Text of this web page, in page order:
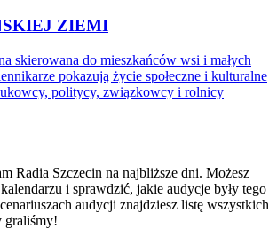
ZIEMI
skierowana do mieszkańców wsi i małych
pokazują życie społeczne i kulturalne
politycy, związkowcy i rolnicy
Radia Szczecin na najbliższe dni. Możesz
i sprawdzić, jakie audycje były tego
audycji znajdziesz listę wszystkich
graliśmy!